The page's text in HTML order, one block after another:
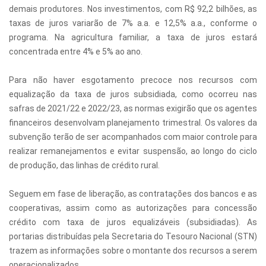
demais produtores. Nos investimentos, com R$ 92,2 bilhões, as
taxas de juros variarão de 7% a.a. e 12,5% a.a., conforme o
programa. Na agricultura familiar, a taxa de juros estará
concentrada entre 4% e 5% ao ano.
Para não haver esgotamento precoce nos recursos com
equalização da taxa de juros subsidiada, como ocorreu nas
safras de 2021/22 e 2022/23, as normas exigirão que os agentes
financeiros desenvolvam planejamento trimestral. Os valores da
subvenção terão de ser acompanhados com maior controle para
realizar remanejamentos e evitar suspensão, ao longo do ciclo
de produção, das linhas de crédito rural.
Seguem em fase de liberação, as contratações dos bancos e as
cooperativas, assim como as autorizações para concessão
crédito com taxa de juros equalizáveis (subsidiadas). As
portarias distribuídas pela Secretaria do Tesouro Nacional (STN)
trazem as informações sobre o montante dos recursos a serem